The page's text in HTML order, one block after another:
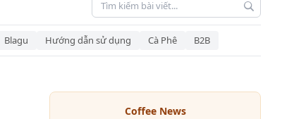
Blagu Hướng dẫn sử dụng Cà Phê B2B
Coffee News